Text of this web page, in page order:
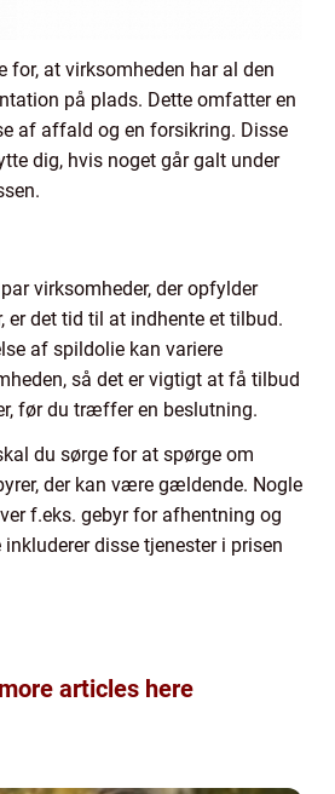
for, at virksomheden har al den
på plads. Dette omfatter en
af affald og en forsikring. Disse
dig, hvis noget går galt under
virksomheder, der opfylder
er det tid til at indhente et tilbud.
af spildolie kan variere
så det er vigtigt at få tilbud
før du træffer en beslutning.
du sørge for at spørge om
der kan være gældende. Nogle
f.eks. gebyr for afhentning og
disse tjenester i prisen
articles here